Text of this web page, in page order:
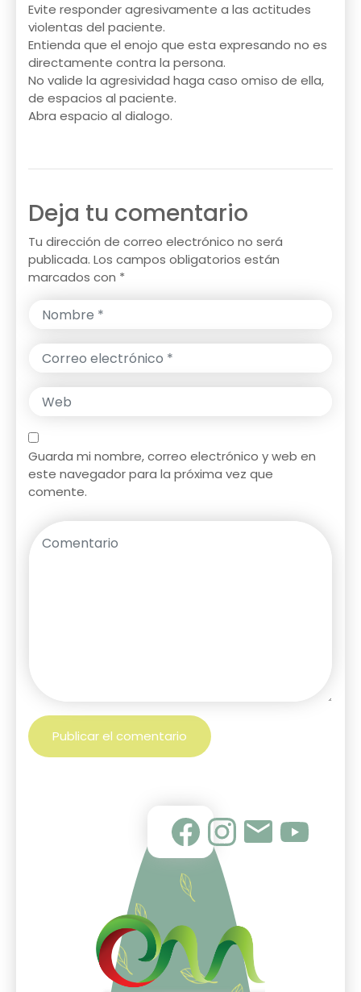
Evite responder agresivamente a las actitudes
violentas del paciente.
Entienda que el enojo que esta expresando no es
directamente contra la persona.
No valide la agresividad haga caso omiso de ella,
de espacios al paciente.
Abra espacio al dialogo.
Deja tu comentario
Tu dirección de correo electrónico no será
publicada. Los campos obligatorios están
marcados con *
Guarda mi nombre, correo electrónico y web en
este navegador para la próxima vez que
comente.